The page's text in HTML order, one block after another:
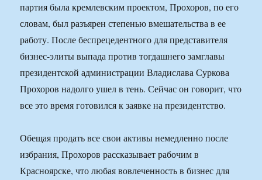
партия была кремлевским проектом, Прохоров, по его
словам, был разъярен степенью вмешательства в ее
работу. После беспрецедентного для представителя
бизнес-элиты выпада против тогдашнего замглавы
президентской администрации Владислава Суркова
Прохоров надолго ушел в тень. Сейчас он говорит, что
все это время готовился к заявке на президентство.
Обещая продать все свои активы немедленно после
избрания, Прохоров рассказывает рабочим в
Красноярске, что любая вовлеченность в бизнес для